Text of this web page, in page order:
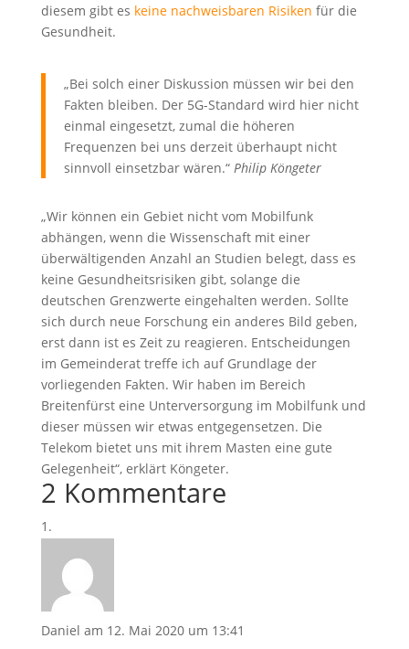
diesem gibt es keine nachweisbaren Risiken für die
Gesundheit.
„Bei solch einer Diskussion müssen wir bei den
Fakten bleiben. Der 5G-Standard wird hier nicht
einmal eingesetzt, zumal die höheren
Frequenzen bei uns derzeit überhaupt nicht
sinnvoll einsetzbar wären.“ Philip Köngeter
„Wir können ein Gebiet nicht vom Mobilfunk
abhängen, wenn die Wissenschaft mit einer
überwältigenden Anzahl an Studien belegt, dass es
keine Gesundheitsrisiken gibt, solange die
deutschen Grenzwerte eingehalten werden. Sollte
sich durch neue Forschung ein anderes Bild geben,
erst dann ist es Zeit zu reagieren. Entscheidungen
im Gemeinderat treffe ich auf Grundlage der
vorliegenden Fakten. Wir haben im Bereich
Breitenfürst eine Unterversorgung im Mobilfunk und
dieser müssen wir etwas entgegensetzen. Die
Telekom bietet uns mit ihrem Masten eine gute
Gelegenheit“, erklärt Köngeter.
2 Kommentare
Daniel am 12. Mai 2020 um 13:41